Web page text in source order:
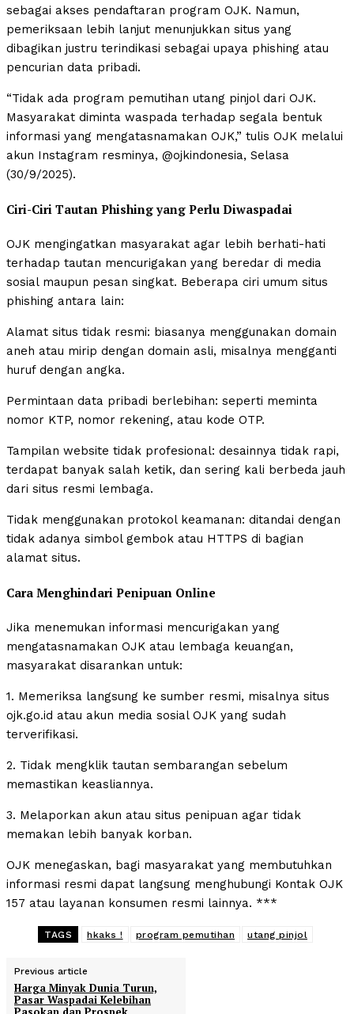
sebagai akses pendaftaran program OJK. Namun,
pemeriksaan lebih lanjut menunjukkan situs yang
dibagikan justru terindikasi sebagai upaya phishing atau
pencurian data pribadi.
“Tidak ada program pemutihan utang pinjol dari OJK.
Masyarakat diminta waspada terhadap segala bentuk
informasi yang mengatasnamakan OJK,” tulis OJK melalui
akun Instagram resminya, @ojkindonesia, Selasa
(30/9/2025).
Ciri-Ciri Tautan Phishing yang Perlu Diwaspadai
OJK mengingatkan masyarakat agar lebih berhati-hati
terhadap tautan mencurigakan yang beredar di media
sosial maupun pesan singkat. Beberapa ciri umum situs
phishing antara lain:
Alamat situs tidak resmi: biasanya menggunakan domain
aneh atau mirip dengan domain asli, misalnya mengganti
huruf dengan angka.
Permintaan data pribadi berlebihan: seperti meminta
nomor KTP, nomor rekening, atau kode OTP.
Tampilan website tidak profesional: desainnya tidak rapi,
terdapat banyak salah ketik, dan sering kali berbeda jauh
dari situs resmi lembaga.
Tidak menggunakan protokol keamanan: ditandai dengan
tidak adanya simbol gembok atau HTTPS di bagian
alamat situs.
Cara Menghindari Penipuan Online
Jika menemukan informasi mencurigakan yang
mengatasnamakan OJK atau lembaga keuangan,
masyarakat disarankan untuk:
1. Memeriksa langsung ke sumber resmi, misalnya situs
ojk.go.id atau akun media sosial OJK yang sudah
terverifikasi.
2. Tidak mengklik tautan sembarangan sebelum
memastikan keasliannya.
3. Melaporkan akun atau situs penipuan agar tidak
memakan lebih banyak korban.
OJK menegaskan, bagi masyarakat yang membutuhkan
informasi resmi dapat langsung menghubungi Kontak OJK
157 atau layanan konsumen resmi lainnya. ***
TAGS hkaks ! program pemutihan utang pinjol
Previous article
Harga Minyak Dunia Turun,
Pasar Waspadai Kelebihan